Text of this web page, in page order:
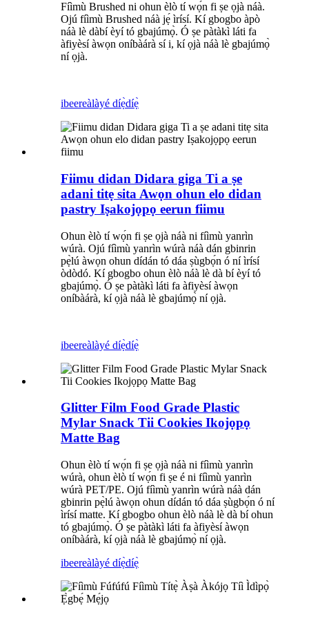
Fíìmù Brushed ni ohun èlò tí wọ́n fi ṣe ọjà náà.
Ojú fíìmù Brushed náà jẹ́ ìrísí. Kí gbogbo àpò
náà lè dàbí èyí tó gbajúmọ̀. Ó ṣe pàtàkì láti fa
àfiyèsí àwọn oníbàárà sí i, kí ọjà náà lè gbajúmọ̀
ní ọjà.
ibeereàlàyé díẹ̀díẹ̀
Fiimu didan Didara giga Ti a ṣe
adani titẹ sita Awọn ohun elo didan
pastry Iṣakojọpọ eerun fiimu
Ohun èlò tí wọ́n fi ṣe ọjà náà ni fíìmù yanrìn
wúrà. Ojú fíìmù yanrìn wúrà náà dán gbinrin
pẹ̀lú àwọn ohun dídán tó dáa ṣùgbọ́n ó ní ìrísí
òdòdó. Kí gbogbo ohun èlò náà lè dà bí èyí tó
gbajúmọ̀. Ó ṣe pàtàkì láti fa àfiyèsí àwọn
oníbàárà, kí ọjà náà lè gbajúmọ̀ ní ọjà.
ibeereàlàyé díẹ̀díẹ̀
Glitter Film Food Grade Plastic
Mylar Snack Tii Cookies Ikojọpọ
Matte Bag
Ohun èlò tí wọ́n fi ṣe ọjà náà ni fíìmù yanrìn
wúrà, ohun èlò tí wọ́n fi ṣe é ni fíìmù yanrìn
wúrà PET/PE. Ojú fíìmù yanrìn wúrà náà dán
gbinrin pẹ̀lú àwọn ohun dídán tó dáa ṣùgbọ́n ó ní
ìrísí matte. Kí gbogbo ohun èlò náà lè dà bí ohun
tó gbajúmọ̀. Ó ṣe pàtàkì láti fa àfiyèsí àwọn
oníbàárà, kí ọjà náà lè gbajúmọ̀ ní ọjà.
ibeereàlàyé díẹ̀díẹ̀